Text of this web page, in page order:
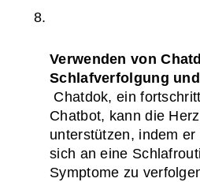
Verwenden von
Schlafverfolgung
Chatbot, kann die
unterstützen, indem
sich an eine
Symptome zu